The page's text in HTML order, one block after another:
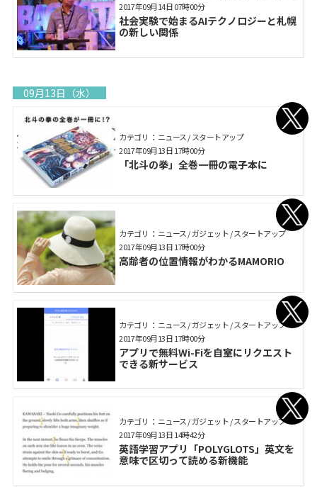
社会実験で始まるAIテクノロジーと札幌
の新しい関係
2017年09月14日 07時00分
09月13日（水）
カテゴリ： ニュース / スタートアップ
「北斗の拳」全巻一冊の電子本に
2017年09月13日 17時00分
カテゴリ： ニュース / ガジェット / スタートアップ
高齢者の位置情報がわかるMAMORIO
2017年09月13日 17時00分
カテゴリ： ニュース / ガジェット / スタートアップ
アプリで無料Wi-Fiを自室にリクエスト
できる新サービス
2017年09月13日 17時00分
カテゴリ： ニュース / ガジェット / スタートアップ
英語学習アプリ「POLYGLOTS」英文を
意味で区切って読める新機能
2017年09月13日 14時42分